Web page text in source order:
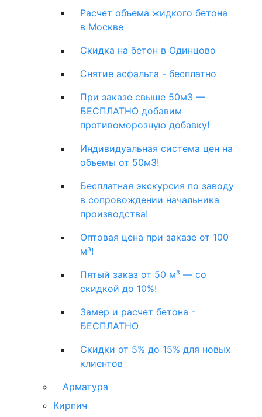
Расчет объема жидкого бетона
в Москве
Скидка на бетон в Одинцово
Снятие асфальта - бесплатно
При заказе свыше 50м3 —
БЕСПЛАТНО добавим
противоморозную добавку!
Индивидуальная система цен на
объемы от 50м3!
Бесплатная экскурсия по заводу
в сопровождении начальника
производства!
Оптовая цена при заказе от 100
м³!
Пятый заказ от 50 м³ — со
скидкой до 10%!
Замер и расчет бетона -
БЕСПЛАТНО
Скидки от 5% до 15% для новых
клиентов
Арматура
Кирпич